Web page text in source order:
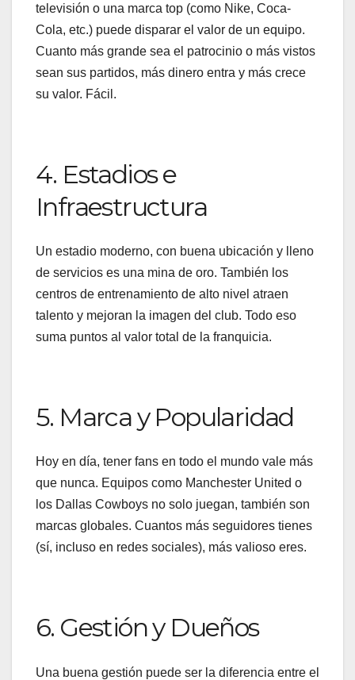
televisión o una marca top (como Nike, Coca-
Cola, etc.) puede disparar el valor de un equipo.
Cuanto más grande sea el patrocinio o más vistos
sean sus partidos, más dinero entra y más crece
su valor. Fácil.
4. Estadios e
Infraestructura
Un estadio moderno, con buena ubicación y lleno
de servicios es una mina de oro. También los
centros de entrenamiento de alto nivel atraen
talento y mejoran la imagen del club. Todo eso
suma puntos al valor total de la franquicia.
5. Marca y Popularidad
Hoy en día, tener fans en todo el mundo vale más
que nunca. Equipos como Manchester United o
los Dallas Cowboys no solo juegan, también son
marcas globales. Cuantos más seguidores tienes
(sí, incluso en redes sociales), más valioso eres.
6. Gestión y Dueños
Una buena gestión puede ser la diferencia entre el